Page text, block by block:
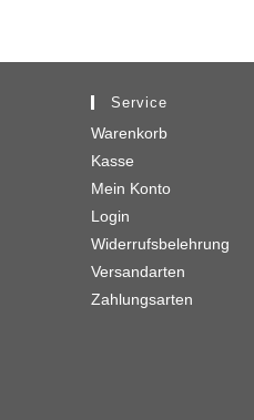
Service
Warenkorb
Kasse
Mein Konto
Login
Widerrufsbelehrung
Versandarten
Zahlungsarten